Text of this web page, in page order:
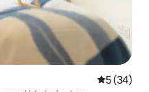
Średnia
5 (34)